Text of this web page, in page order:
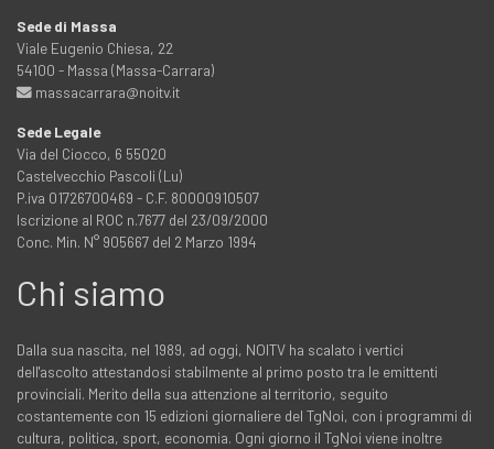
Sede di Massa
Viale Eugenio Chiesa, 22
54100 - Massa (Massa-Carrara)
massacarrara@noitv.it
Sede Legale
Via del Ciocco, 6 55020
Castelvecchio Pascoli (Lu)
P.iva 01726700469 - C.F. 80000910507
Iscrizione al ROC n.7677 del 23/09/2000
Conc. Min. N° 905667 del 2 Marzo 1994
Chi siamo
Dalla sua nascita, nel 1989, ad oggi, NOITV ha scalato i vertici
dell'ascolto attestandosi stabilmente al primo posto tra le emittenti
provinciali. Merito della sua attenzione al territorio, seguito
costantemente con 15 edizioni giornaliere del TgNoi, con i programmi di
cultura, politica, sport, economia. Ogni giorno il TgNoi viene inoltre